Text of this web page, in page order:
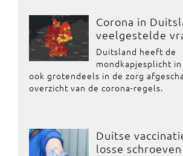
Corona in
veelgestelde
Duitsland heeft de
mondkapjesplicht
ook grotendeels in de zorg
overzicht van de corona-regels.
Duitse
losse schroeven